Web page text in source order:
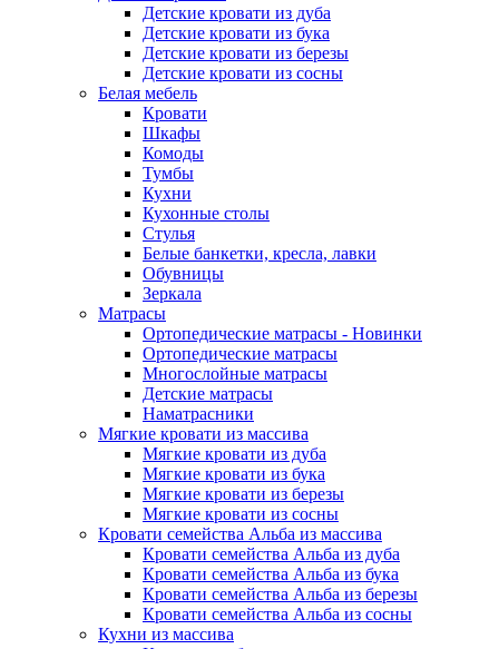
Детские кровати из дуба
Детские кровати из бука
Детские кровати из березы
Детские кровати из сосны
Белая мебель
Кровати
Шкафы
Комоды
Тумбы
Кухни
Кухонные столы
Стулья
Белые банкетки, кресла, лавки
Обувницы
Зеркала
Матрасы
Ортопедические матрасы - Новинки
Ортопедические матрасы
Многослойные матрасы
Детские матрасы
Наматрасники
Мягкие кровати из массива
Мягкие кровати из дуба
Мягкие кровати из бука
Мягкие кровати из березы
Мягкие кровати из сосны
Кровати семейства Альба из массива
Кровати семейства Альба из дуба
Кровати семейства Альба из бука
Кровати семейства Альба из березы
Кровати семейства Альба из сосны
Кухни из массива